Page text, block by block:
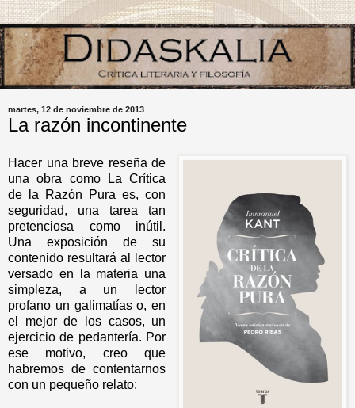
martes, 12 de noviembre de 2013
La razón incontinente
Hacer una breve reseña de
una obra como La Crítica
de la Razón Pura es, con
seguridad, una tarea tan
pretenciosa como inútil.
Una exposición de su
contenido resultará al lector
versado en la materia una
simpleza, a un lector
profano un galimatías o, en
el mejor de los casos, un
ejercicio de pedantería. Por
ese motivo, creo que
habremos de contentarnos
con un pequeño relato: